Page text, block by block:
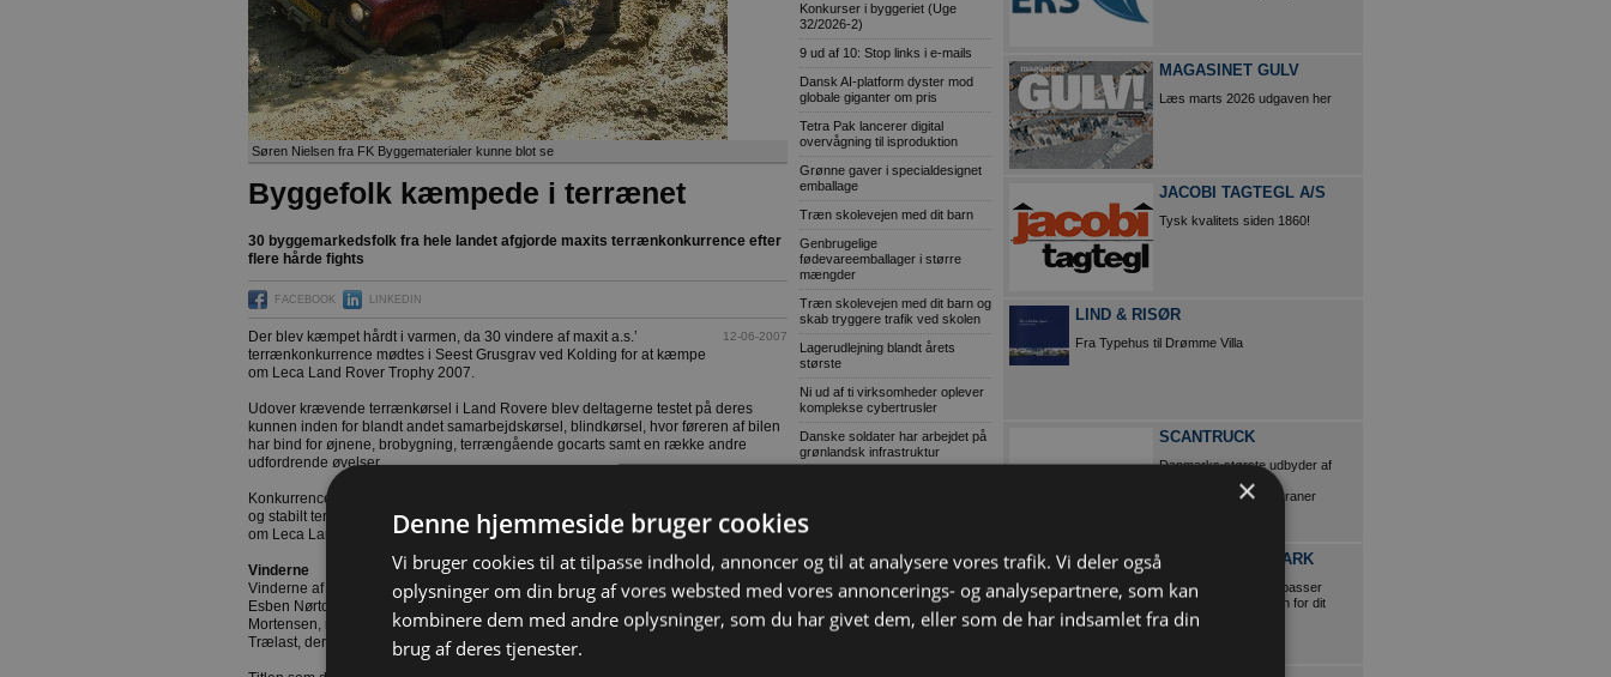
Søren Nielsen fra FK Byggematerialer kunne blot se
Byggefolk kæmpede i terrænet
30 byggemarkedsfolk fra hele landet afgjorde maxits terrænkonkurrence efter
flere hårde fights
FACEBOOK LINKEDIN
12-06-2007
Der blev kæmpet hårdt i varmen, da 30 vindere af maxit a.s.’
terrænkonkurrence mødtes i Seest Grusgrav ved Kolding for at kæmpe
om Leca Land Rover Trophy 2007.
Udover krævende terrænkørsel i Land Rovere blev deltagerne testet på deres
kunnen inden for blandt andet samarbejdskørsel, blindkørsel, hvor føreren af bilen
har bind for øjnene, brobygning, terrængående gocarts samt en række andre
udfordrende øvelser.
Konkurrencen har maxit iværksat for at sætte fokus på terrænet – og især et sikkert
og stabilt terrændæk, fortæller Jesper Ketelsen fra maxit, der selv deltog i kampen
om Leca Land Rover Trophy 2007.
Vinderne
Vinderne af trofæet blev et hold bestående af Karsten Jakobsen, Interbyg Fyn A/S,
Esben Nørtoft, Kollemorten Entreprenør, Frede Amdi, NCC Roads og Knud
Mortensen, maxit a.s, mens dagens kemikazepilot blev Frede Kristensen fra Jelling
Trælast, der gennemførte blindkørsel-banen i noget nær rekordtid.
Konkurser i byggeriet (Uge
32/2026-2)
9 ud af 10: Stop links i e-mails
Dansk AI-platform dyster mod
globale giganter om pris
Tetra Pak lancerer digital
overvågning til isproduktion
Grønne gaver i specialdesignet
emballage
Træn skolevejen med dit barn
Genbrugelige
fødevareemballager i større
mængder
Træn skolevejen med dit barn og
skab tryggere trafik ved skolen
Lagerudlejning blandt årets
største
Ni ud af ti virksomheder oplever
komplekse cybertrusler
Danske soldater har arbejdet på
grønlandsk infrastruktur
Ny Sennebogenspecialist til
Lokal entreprenør skal bygge 30
almene boliger i Bramming
Kaospilot skal skabe kreative
arkitektledere i Aarhus
MAGASINET GULV
Læs marts 2026 udgaven her
JACOBI TAGTEGL A/S
Tysk kvalitets siden 1860!
LIND & RISØR
Fra Typehus til Drømme Villa
SCANTRUCK
Danmarks største udbyder af
entreprenørmateriel,
teleskoplæssere og kraner
RENAULT DANMARK
Find den varebil, der passer
bedst til kravene inden for dit
erhverv.
×
Denne hjemmeside bruger cookies
Vi bruger cookies til at tilpasse indhold, annoncer og til at analysere vores trafik. Vi deler også
oplysninger om din brug af vores websted med vores annoncerings- og analysepartnere, som kan
kombinere dem med andre oplysninger, som du har givet dem, eller som de har indsamlet fra din
brug af deres tjenester.